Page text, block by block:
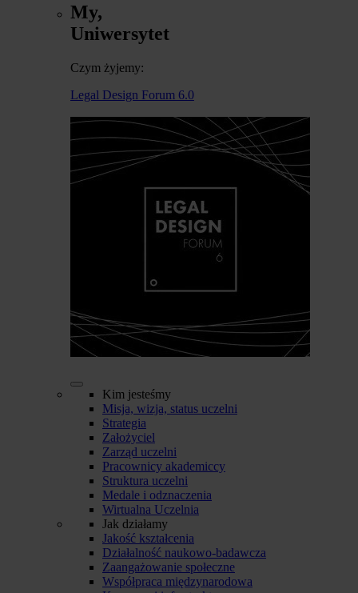
My,
Uniwersytet
Czym żyjemy:
Legal Design Forum 6.0
Kim jesteśmy
Misja, wizja, status uczelni
Strategia
Założyciel
Zarząd uczelni
Pracownicy akademiccy
Struktura uczelni
Medale i odznaczenia
Wirtualna Uczelnia
Jak działamy
Jakość kształcenia
Działalność naukowo-badawcza
Zaangażowanie społeczne
Współpraca międzynarodowa